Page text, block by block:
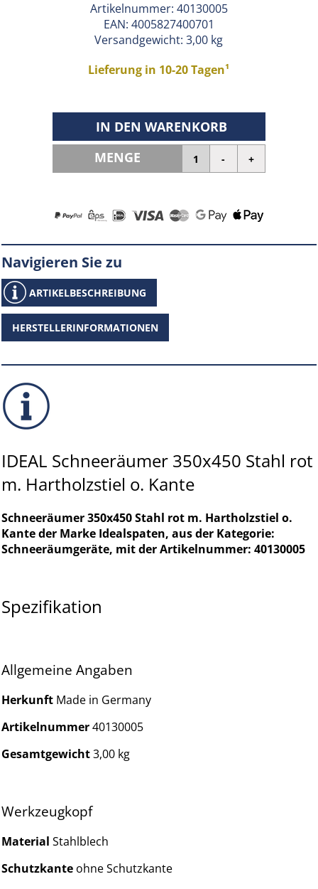
Artikelnummer: 40130005
EAN: 4005827400701
Versandgewicht: 3,00 kg
Lieferung in 10-20 Tagen¹
IN DEN WARENKORB
MENGE
Navigieren Sie zu
ARTIKELBESCHREIBUNG
HERSTELLERINFORMATIONEN
IDEAL Schneeräumer 350x450 Stahl rot
m. Hartholzstiel o. Kante
Schneeräumer 350x450 Stahl rot m. Hartholzstiel o.
Kante der Marke Idealspaten, aus der Kategorie:
Schneeräumgeräte, mit der Artikelnummer: 40130005
Spezifikation
Allgemeine Angaben
Herkunft Made in Germany
Artikelnummer40130005
Gesamtgewicht3,00 kg
Werkzeugkopf
MaterialStahlblech
Schutzkante ohne Schutzkante